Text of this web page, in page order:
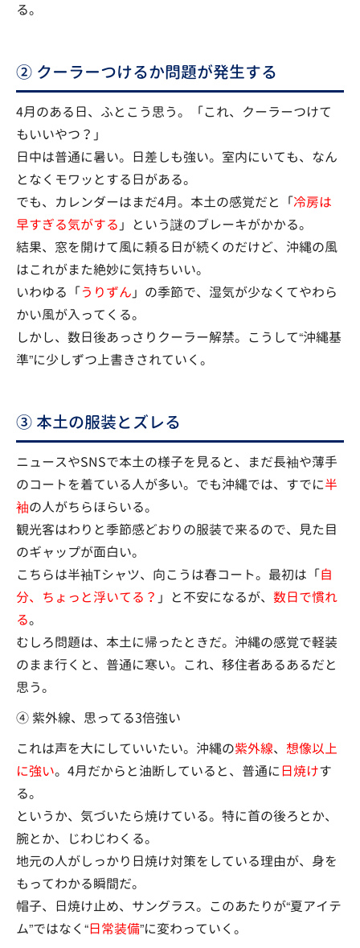
る。
② クーラーつけるか問題が発生する
4月のある日、ふとこう思う。「これ、クーラーつけて
もいいやつ？」
日中は普通に暑い。日差しも強い。室内にいても、なん
となくモワッとする日がある。
でも、カレンダーはまだ4月。本土の感覚だと「冷房は
早すぎる気がする 」という謎のブレーキがかかる。
結果、窓を開けて風に頼る日が続くのだけど、沖縄の風
はこれがまた絶妙に気持ちいい。
いわゆる「うりずん 」の季節で、湿気が少なくてやわら
かい風が入ってくる。
しかし、数日後あっさりクーラー解禁。こうして“沖縄基
準”に少しずつ上書きされていく。
③ 本土の服装とズレる
ニュースやSNSで本土の様子を見ると、まだ長袖や薄手
のコートを着ている人が多い。でも沖縄では、すでに半
袖の人がちらほらいる。
観光客はわりと季節感どおりの服装で来るので、見た目
のギャップが面白い。
こちらは半袖Tシャツ、向こうは春コート。最初は「自
分、ちょっと浮いてる？ 」と不安になるが、 数日で慣れ
る。
むしろ問題は、本土に帰ったときだ。沖縄の感覚で軽装
のまま行くと、普通に寒い。これ、移住者あるあるだと
思う。
④ 紫外線、思ってる3倍強い
これは声を大にしていいたい。沖縄の紫外線、 想像以上
に強い。4月だからと油断していると、普通に日焼けす
る。
というか、気づいたら焼けている。特に首の後ろとか、
腕とか、じわじわくる。
地元の人がしっかり日焼け対策をしている理由が、身を
もってわかる瞬間だ。
帽子、日焼け止め、サングラス。このあたりが“夏アイテ
ム”ではなく“日常装備”に変わっていく。